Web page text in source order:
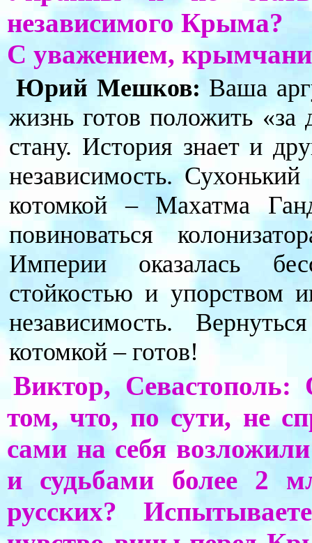
независимого Крыма?
С уважением,
Юрий Мешков: Ваша
жизнь готов положить «за
стану. История знает и
независимость.
котомкой – Махатма
повиноваться
Империи оказалась
стойкостью и упорством
независимость.
котомкой – готов!
Виктор,
том, что, по сути, не
сами на себя
и судьбами более 2
русских?